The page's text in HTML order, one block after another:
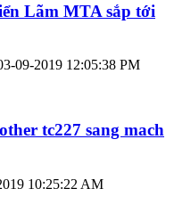
Lãm MTA sắp tới
09-2019 12:05:38 PM
tc227 sang mach
10:25:22 AM